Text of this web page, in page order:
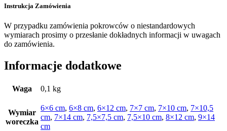
Instrukcja Zamówienia
W przypadku zamówienia pokrowców o niestandardowych
wymiarach prosimy o przesłanie dokładnych informacji w uwagach
do zamówienia.
Informacje dodatkowe
Waga 0,1 kg
Wymiar
woreczka
6×6 cm, 6×8 cm, 6×12 cm, 7×7 cm, 7×10 cm, 7×10,5
cm, 7×14 cm, 7,5×7,5 cm, 7,5×10 cm, 8×12 cm, 9×14
cm